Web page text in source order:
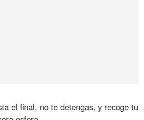
el final, no te detengas, y recoge tu